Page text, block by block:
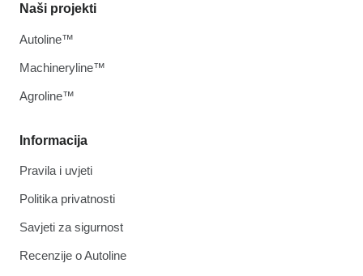
Informacija
Pravila i uvjeti
Politika privatnosti
Savjeti za sigurnost
Recenzije o Autoline
Naši projekti
Autoline™
Machineryline™
Agroline™